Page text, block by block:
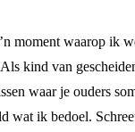
moment waarop ik
Als kind van
waar je ouders
wat ik bedoel.